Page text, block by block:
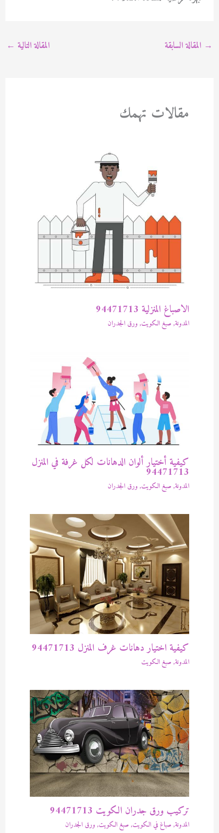
→ المقالة السابقة المقالة التالية ←
مقالات تهمك
الاصباغ المنزلية 94471713
المدونة, صبغ الكويت, ورق الجدران
كيفية أختيار ألوان الدهانات لكل غرفة في المنزل
94471713
المدونة, صبغ الكويت, ورق الجدران
كيفية اختيار دهانات غرف المنزل 94471713
المدونة, صبغ الكويت
تركيب ورق جدران الكويت 94471713
المدونة, صباغ في الكويت, صبغ الكويت, ورق الجدران